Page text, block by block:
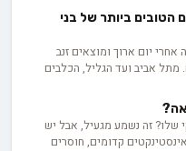
אם לאימוץ, ועד למחיר
בפועל השאלה היא לא רק
המפרסם מוכן להציע
ביותר של בני
יום ארוך ומוצאים זנב
אביב ועד הגליל, הכלבים
לחברים הנאמנים שלנו? ומה
הזה לחזק את בריאותנו
זה נשמע מגעיל, אבל יש
קדומים, חוסרים